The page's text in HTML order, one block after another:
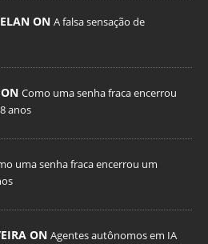
ON A falsa sensação de
Como uma senha fraca encerrou
anos
uma senha fraca encerrou um
ON Agentes autônomos em IA